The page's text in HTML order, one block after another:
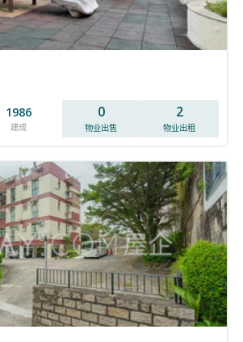
1986
建成
0
物业出售
2
物业出租